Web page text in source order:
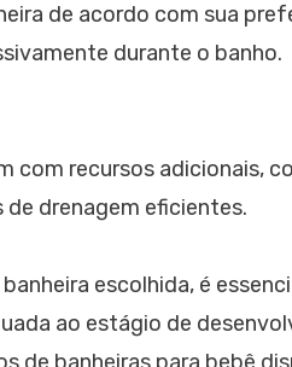
de acordo com sua
durante o banho.
com recursos adicionais,
drenagem eficientes.
escolhida, é
ao estágio de